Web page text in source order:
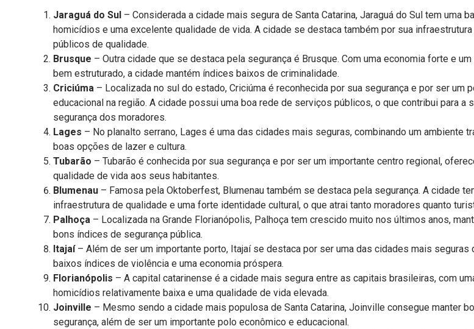
Jaraguá do Sul – Considerada a cidade mais segura de Santa Catarina, Jaraguá do Sul tem uma
homicídios e uma excelente qualidade de vida. A cidade se destaca também por sua
públicos de qualidade.
Brusque – Outra cidade que se destaca pela segurança é Brusque. Com uma economia forte e
bem estruturado, a cidade mantém índices baixos de criminalidade.
Criciúma – Localizada no sul do estado, Criciúma é reconhecida por sua segurança e por ser um
educacional na região. A cidade possui uma boa rede de serviços públicos, o que contribui para a
segurança dos moradores.
Lages – No planalto serrano, Lages é uma das cidades mais seguras, combinando um ambiente
boas opções de lazer e cultura.
Tubarão – Tubarão é conhecida por sua segurança e por ser um importante centro regional,
qualidade de vida aos seus habitantes.
Blumenau – Famosa pela Oktoberfest, Blumenau também se destaca pela segurança. A cidade
infraestrutura de qualidade e uma forte identidade cultural, o que atrai tanto moradores quanto
Palhoça – Localizada na Grande Florianópolis, Palhoça tem crescido muito nos últimos anos,
bons índices de segurança pública.
Itajaí– Além de ser um importante porto, Itajaí se destaca por ser uma das cidades mais seguras
baixos índices de violência e uma economia próspera.
Florianópolis – A capital catarinense é a cidade mais segura entre as capitais brasileiras, com
homicídios relativamente baixa e uma qualidade de vida elevada.
Joinville – Mesmo sendo a cidade mais populosa de Santa Catarina, Joinville consegue manter
segurança, além de ser um importante polo econômico e educacional.